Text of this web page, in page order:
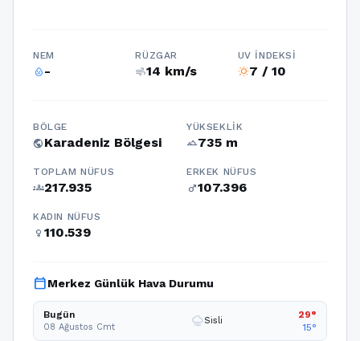
NEM
humidity_percentage-
RÜZGAR
air14 km/s
UV İNDEKSI
wb_sunny7 / 10
BÖLGE
publicKaradeniz Bölgesi
YÜKSEKLIK
terrain735 m
TOPLAM NÜFUS
groups217.935
ERKEK NÜFUS
male107.396
KADIN NÜFUS
female 110.539
calendar_todayMerkez Günlük Hava Durumu
Bugün
08 Ağustos Cmt foggy Sisli
29°
15°